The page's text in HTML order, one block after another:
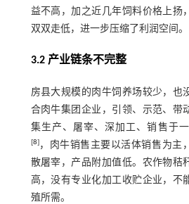
益不高，加之近几年饲料价格上扬
双双走低，进一步压缩了利润空间。
3.2 产业链条不完整
房县大规模的肉牛饲养场较少，也
合肉牛集团企业，引领、示范、带
集生产、屠宰、深加工、销售于
[8]，肉牛销售主要以活体销售为主
散屠宰，产品附加值低。农作物秸
高，没有专业化加工收贮企业，不
殖所需。